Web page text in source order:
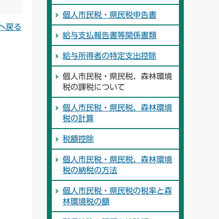
戻る
個人市民税・県民税申告書
給与支払報告書等関係書類
給与所得者の特定支出控除
個人市民税・県民税、森林環境
税の課税について
個人市民税・県民税、森林環境
税の計算
税額控除
個人市民税・県民税、森林環境
税の納税の方法
個人市民税・県民税の税率と森
林環境税の額